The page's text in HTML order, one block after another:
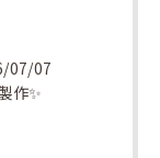
07/07
作✨